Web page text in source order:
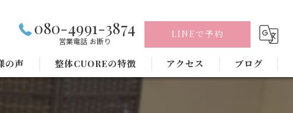
080-4991-3874
営業電話 お断り
LINEで予約
の声 整体CUOREの特徴 アクセス ブログ